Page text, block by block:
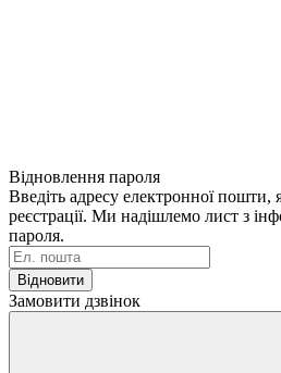
Відновлення пароля
Введіть адресу електронної пошти,
реєстрації. Ми надішлемо лист з
пароля.
Відновити
Замовити дзвінок